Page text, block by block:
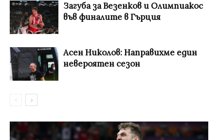
Загуба за Везенков и Олимпиакос
във финалите в Гърция
Асен Николов: Направихме един
невероятен сезон